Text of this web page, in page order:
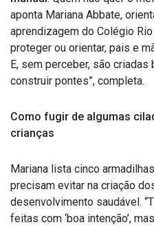
aponta Mariana Abbate,
aprendizagem do Colégio
proteger ou orientar, pais e
E, sem perceber, são
construir pontes”, completa.
Como fugir de algumas
crianças
Mariana lista cinco
precisam evitar na criação
desenvolvimento saudável.
feitas com ‘boa intenção’,